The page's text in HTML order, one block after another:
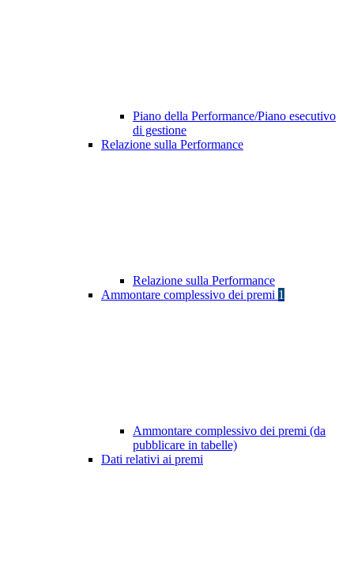
Piano della Performance/Piano esecutivo
di gestione
Relazione sulla Performance
Relazione sulla Performance
Ammontare complessivo dei premi 1
Ammontare complessivo dei premi (da
pubblicare in tabelle)
Dati relativi ai premi